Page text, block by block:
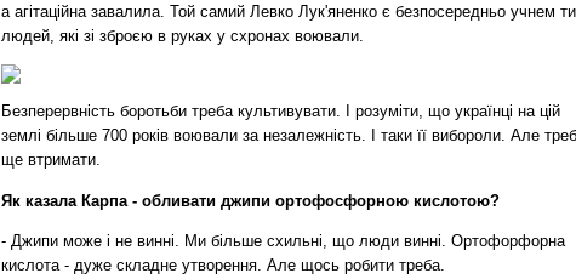
а агітаційна завалила. Той самий Левко Лук'яненко є безпосередньо учнем
людей, які зі зброєю в руках у схронах воювали.
Безперервність боротьби треба культивувати. І розуміти, що українці на цій
землі більше 700 років воювали за незалежність. І таки її вибороли. Але
ще втримати.
Як казала Карпа - обливати джипи ортофосфорною кислотою?
- Джипи може і не винні. Ми більше схильні, що люди винні. Ортофорфорна
кислота - дуже складне утворення. Але щось робити треба.